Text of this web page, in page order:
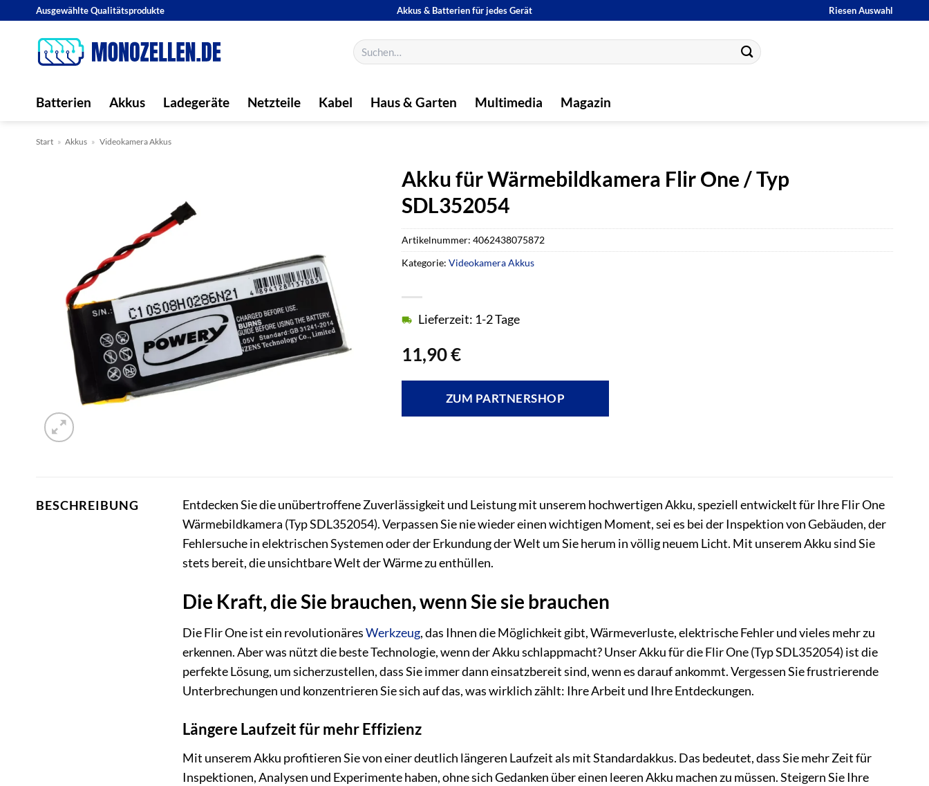
springen
Ausgewählte Qualitätsprodukte Akkus & Batterien für jedes Gerät Riesen Auswahl
Suchen
nach:
Batterien Akkus Ladegeräte Netzteile Kabel Haus & Garten Multimedia Magazin
Start » Akkus » Videokamera Akkus
Akku für Wärmebildkamera Flir One / Typ
SDL352054
11,90€
Lieferzeit: 1-2 Tage
ZUM PARTNERSHOP
Artikelnummer:4062438075872
Kategorie:Videokamera Akkus
BESCHREIBUNG
Entdecken Sie die unübertroffene Zuverlässigkeit und Leistung mit unserem hochwertigen Akku, speziell entwickelt für Ihre Flir One
Wärmebildkamera (Typ SDL352054). Verpassen Sie nie wieder einen wichtigen Moment, sei es bei der Inspektion von Gebäuden, der
Fehlersuche in elektrischen Systemen oder der Erkundung der Welt um Sie herum in völlig neuem Licht. Mit unserem Akku sind Sie
stets bereit, die unsichtbare Welt der Wärme zu enthüllen.
Die Kraft, die Sie brauchen, wenn Sie sie brauchen
Die Flir One ist ein revolutionäresWerkzeug, das Ihnen die Möglichkeit gibt, Wärmeverluste, elektrische Fehler und vieles mehr zu
erkennen. Aber was nützt die beste Technologie, wenn der Akku schlappmacht? Unser Akku für die Flir One (Typ SDL352054) ist die
perfekte Lösung, um sicherzustellen, dass Sie immer dann einsatzbereit sind, wenn es darauf ankommt. Vergessen Sie frustrierende
Unterbrechungen und konzentrieren Sie sich auf das, was wirklich zählt: Ihre Arbeit und Ihre Entdeckungen.
Längere Laufzeit für mehr Effizienz
Mit unserem Akku profitieren Sie von einer deutlich längeren Laufzeit als mit Standardakkus. Das bedeutet, dass Sie mehr Zeit für
Inspektionen, Analysen und Experimente haben, ohne sich Gedanken über einen leeren Akku machen zu müssen. Steigern Sie Ihre